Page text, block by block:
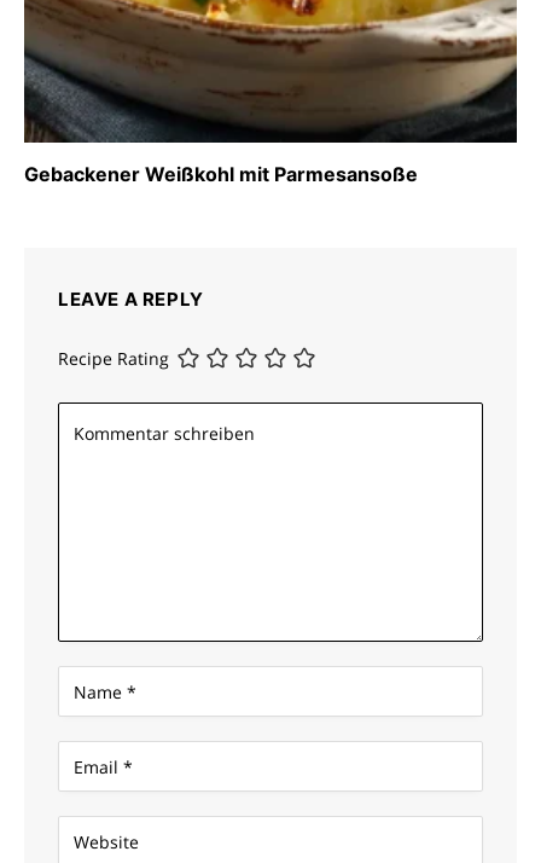
Gebackener Weißkohl mit Parmesansoße
LEAVE A REPLY
Recipe Rating